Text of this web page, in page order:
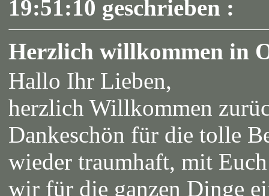
19:51:10 geschrieben :
Herzlich willkommen in
Hallo Ihr Lieben,
herzlich Willkommen
Dankeschön für die tolle
wieder traumhaft, mit
wir für die ganzen Dinge